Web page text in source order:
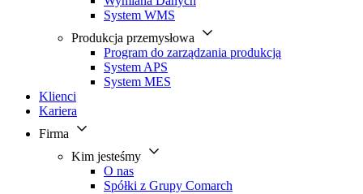
System WMS
Produkcja przemysłowa
Program do zarządzania produkcją
System APS
System MES
Klienci
Kariera
Firma
Kim jesteśmy
O nas
Spółki z Grupy Comarch